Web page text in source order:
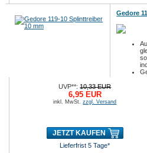
Gedore
UVP**:10,33 EUR
6,95 EUR
inkl. MwSt.zzgl. Versand
JETZT KAUFEN
Lieferfrist 5 Tage*